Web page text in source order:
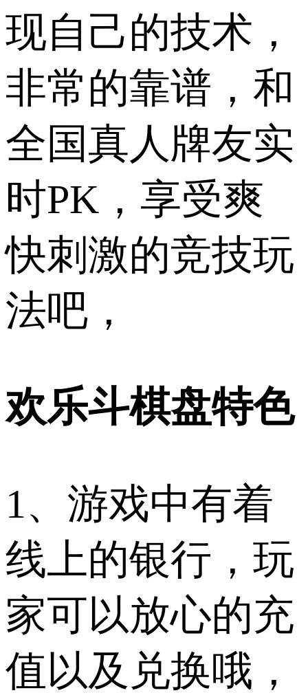
现自己的技术，
非常的靠谱，和
全国真人牌友实
时PK，享受爽
快刺激的竞技玩
法吧，
欢乐斗棋盘特色
1、游戏中有着
线上的银行，玩
家可以放心的充
值以及兑换哦，